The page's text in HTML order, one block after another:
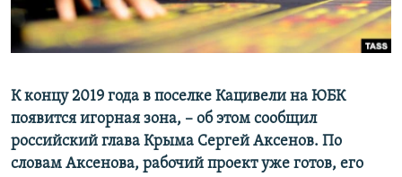
КРЫМ.НЕПОКОРЕННЫЙ
ELIFBE
Все сайты RFE/RL
К концу 2019 года в поселке Кацивели на ЮБК
появится игорная зона, – об этом сообщил
российский глава Крыма Сергей Аксенов. По
словам Аксенова, рабочий проект уже готов, его